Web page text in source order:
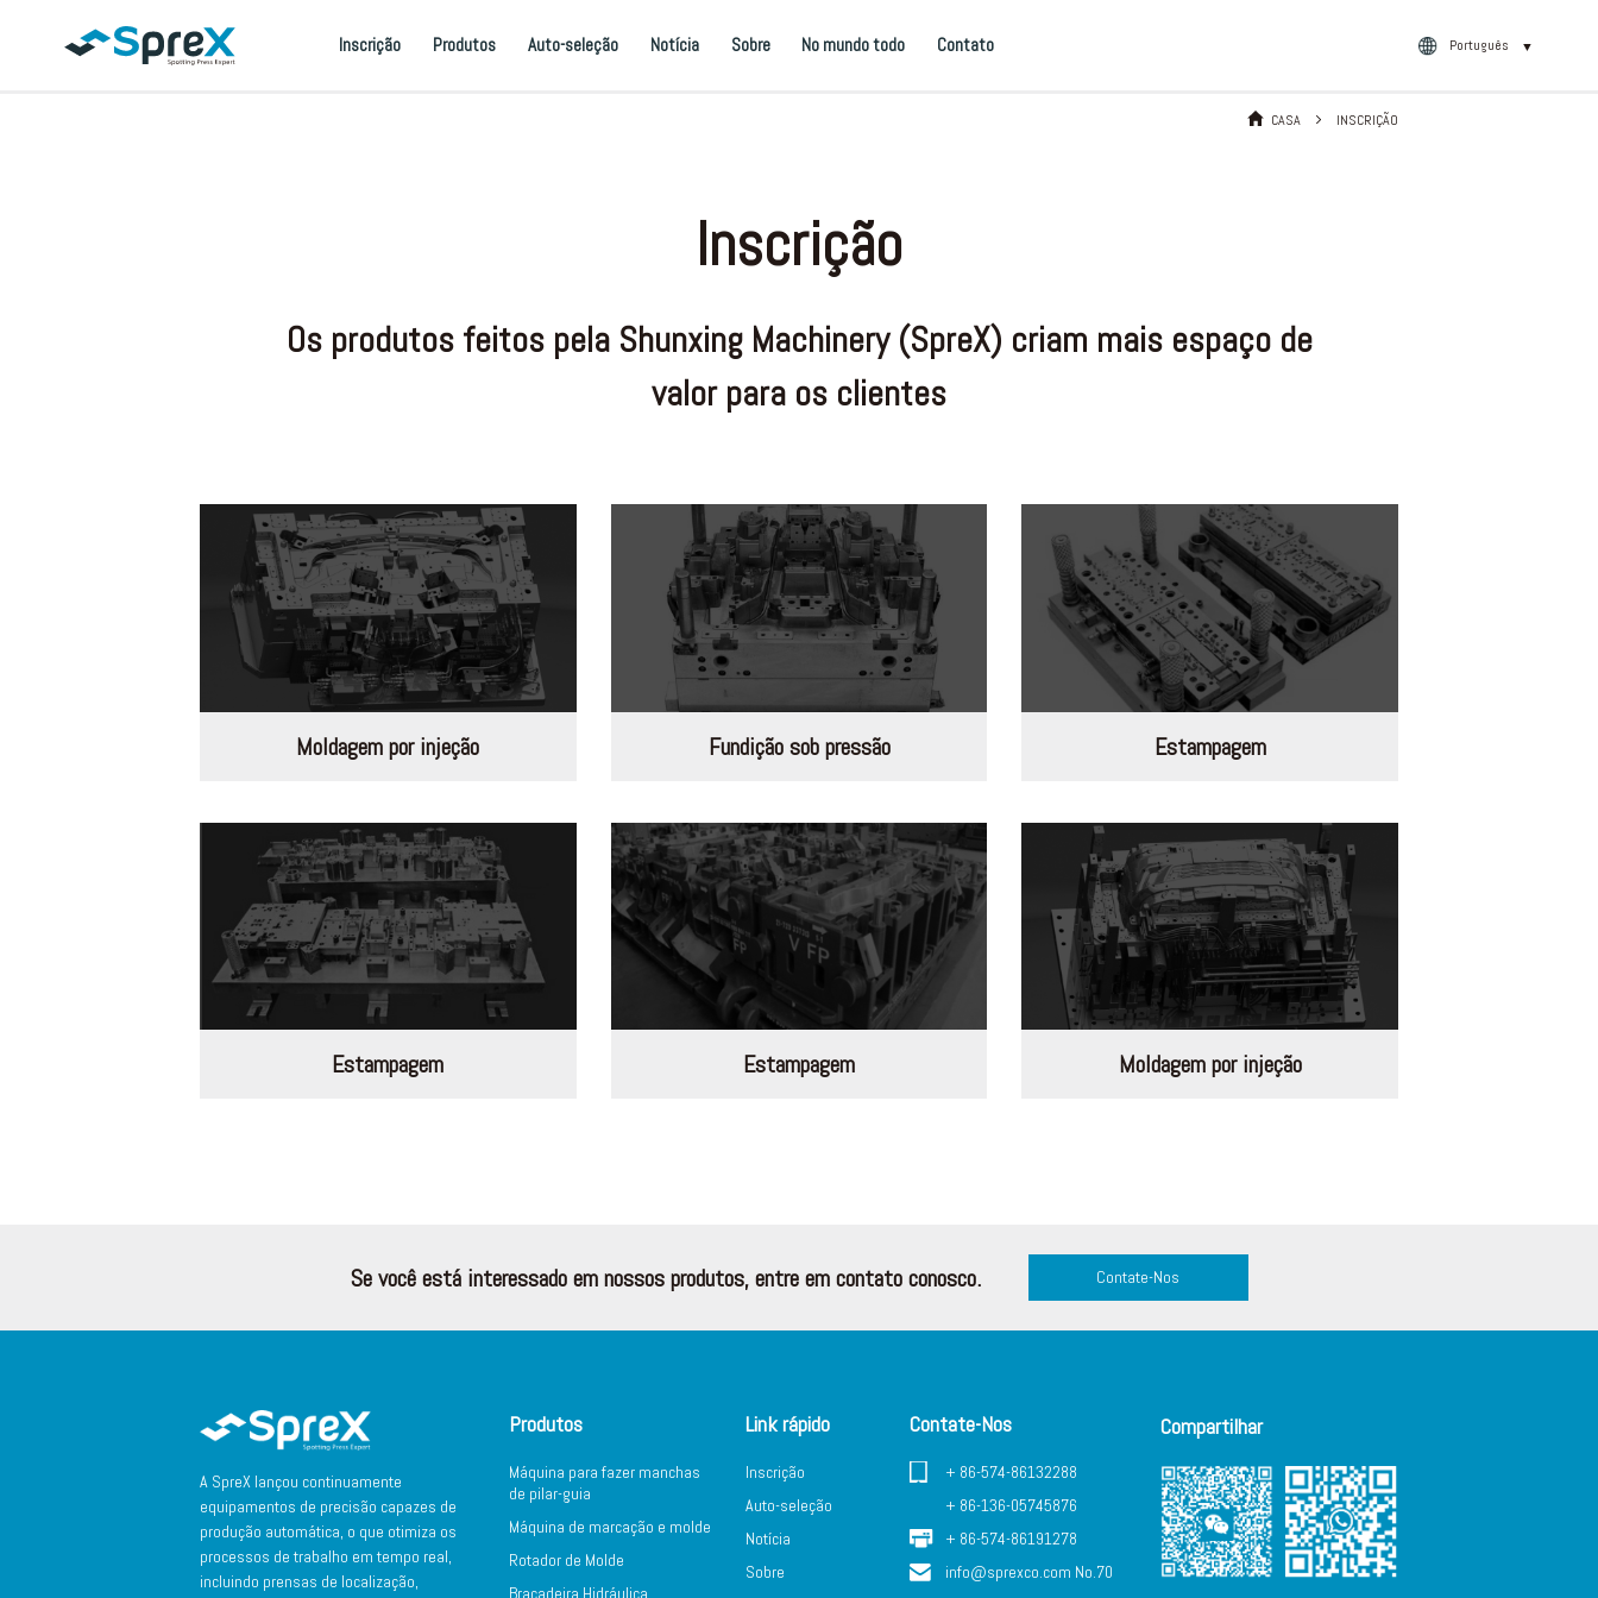
Inscrição Produtos Auto-seleção Notícia Sobre No mundo todo Contato Português ▼
CASA INSCRIÇÃO
Inscrição
Os produtos feitos pela Shunxing Machinery (SpreX) criam mais espaço de
valor para os clientes
Moldagem por injeção Fundição sob pressão Estampagem
Estampagem Estampagem Moldagem por injeção
Se você está interessado em nossos produtos, entre em contato conosco. Contate-Nos
A SpreX lançou continuamente
equipamentos de precisão capazes de
produção automática, o que otimiza os
processos de trabalho em tempo real,
incluindo prensas de localização,
Produtos
Máquina para fazer manchas
de pilar-guia
Máquina de marcação e molde
Rotador de Molde
Braçadeira Hidráulica
Link rápido
Inscrição
Auto-seleção
Notícia
Sobre
Contate-Nos
+ 86-574-86132288
+ 86-136-05745876
+ 86-574-86191278
info@sprexco.com No.70
Compartilhar